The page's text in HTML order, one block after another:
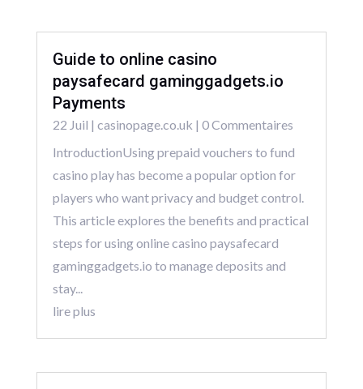
Guide to online casino
paysafecard gaminggadgets.io
Payments
22 Juil | casinopage.co.uk | 0 Commentaires
IntroductionUsing prepaid vouchers to fund
casino play has become a popular option for
players who want privacy and budget control.
This article explores the benefits and practical
steps for using online casino paysafecard
gaminggadgets.io to manage deposits and
stay...
lire plus